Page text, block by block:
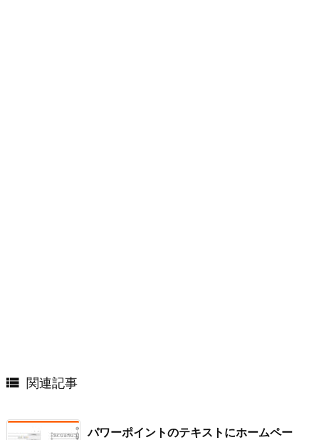
 関連記事
パワーポイントのテキストにホームペー